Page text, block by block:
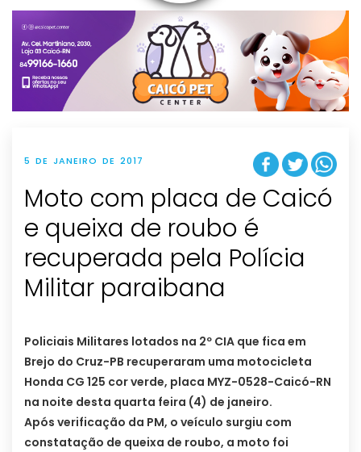
v
g
t
i
o
n
5 DE JANEIRO DE 2017
Moto com placa de Caicó
e queixa de roubo é
recuperada pela Polícia
Militar paraibana
Policiais Militares lotados na 2º CIA que fica em
Brejo do Cruz-PB recuperaram uma motocicleta
Honda CG 125 cor verde, placa MYZ-0528-Caicó-RN
na noite desta quarta feira (4) de janeiro.
Após verificação da PM, o veículo surgiu com
constatação de queixa de roubo, a moto foi